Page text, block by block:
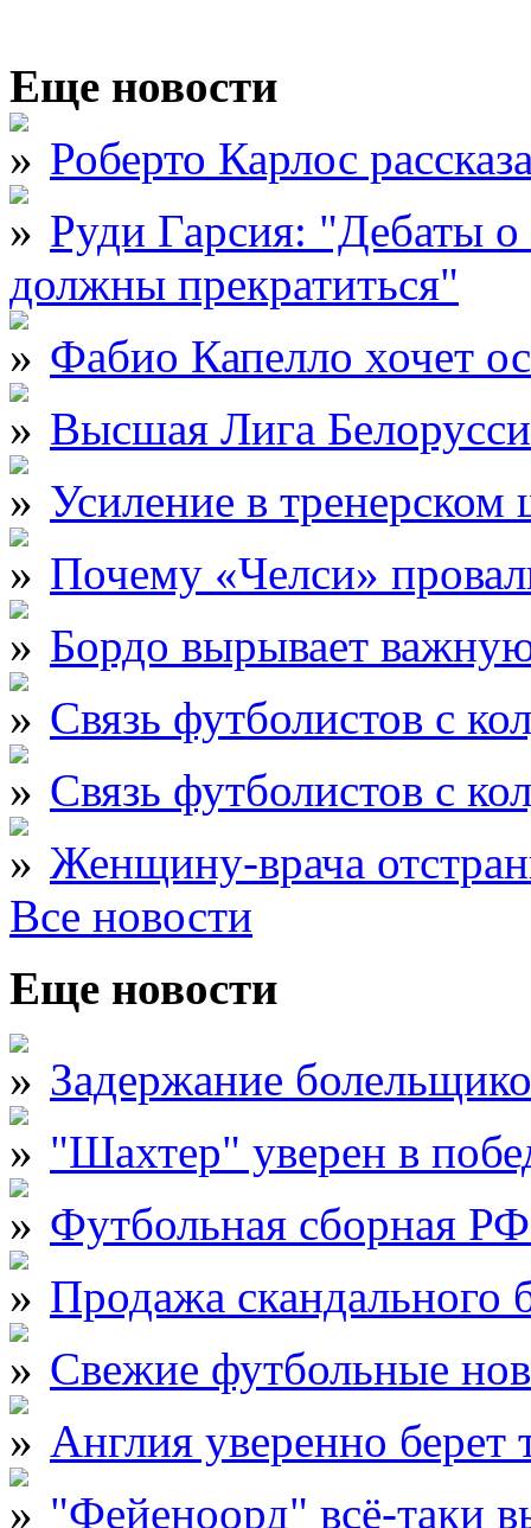
Еще новости
Роберто Карлос
Руди Гарсия: "Дебаты
должны прекратиться"
Фабио Капелло хочет
Высшая Лига
Усиление в
Почему «Челси»
Бордо вырывает
Связь футболистов с
Связь футболистов с
Женщину-врача
Все новости
Еще новости
Задержание
"Шахтер" уверен в
Футбольная сборная
Продажа скандального
Свежие футбольные
Англия уверенно берет
"Фейеноорд" всё-таки